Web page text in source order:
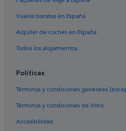
Vuelos baratos en España
Alquiler de coches en España
Todos los alojamientos
Políticas
Términos y condiciones generales
Términos y condiciones de Vrbo
Accesibilidad